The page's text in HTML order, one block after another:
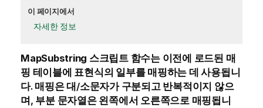
이 페이지에서
자세한 정보
MapSubstring 스크립트 함수는 이전에 로드된 매
핑 테이블에 표현식의 일부를 매핑하는 데 사용됩니
다. 매핑은 대/소문자가 구분되고 반복적이지 않으
며, 부분 문자열은 왼쪽에서 오른쪽으로 매핑됩니